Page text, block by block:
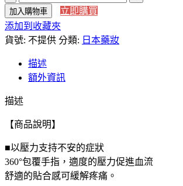
本
直
送】
本
境
內
壓
手
套
手
加入購物車
立即購買
添加到收藏夾
貨號: 不提供 分類: 日本藥妝
描述
額外資訊
描述
【商品說明】
■以壓力支持不安的症狀
360°包覆手指，適度的壓力促進血流
舒適的貼合感可緩解疼痛。